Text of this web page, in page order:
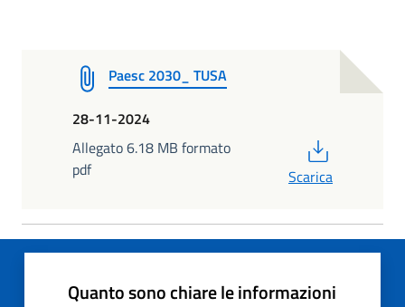
Paesc 2030_ TUSA
28-11-2024
Allegato 6.18 MB formato
pdf
Scarica
Quanto sono chiare le informazioni